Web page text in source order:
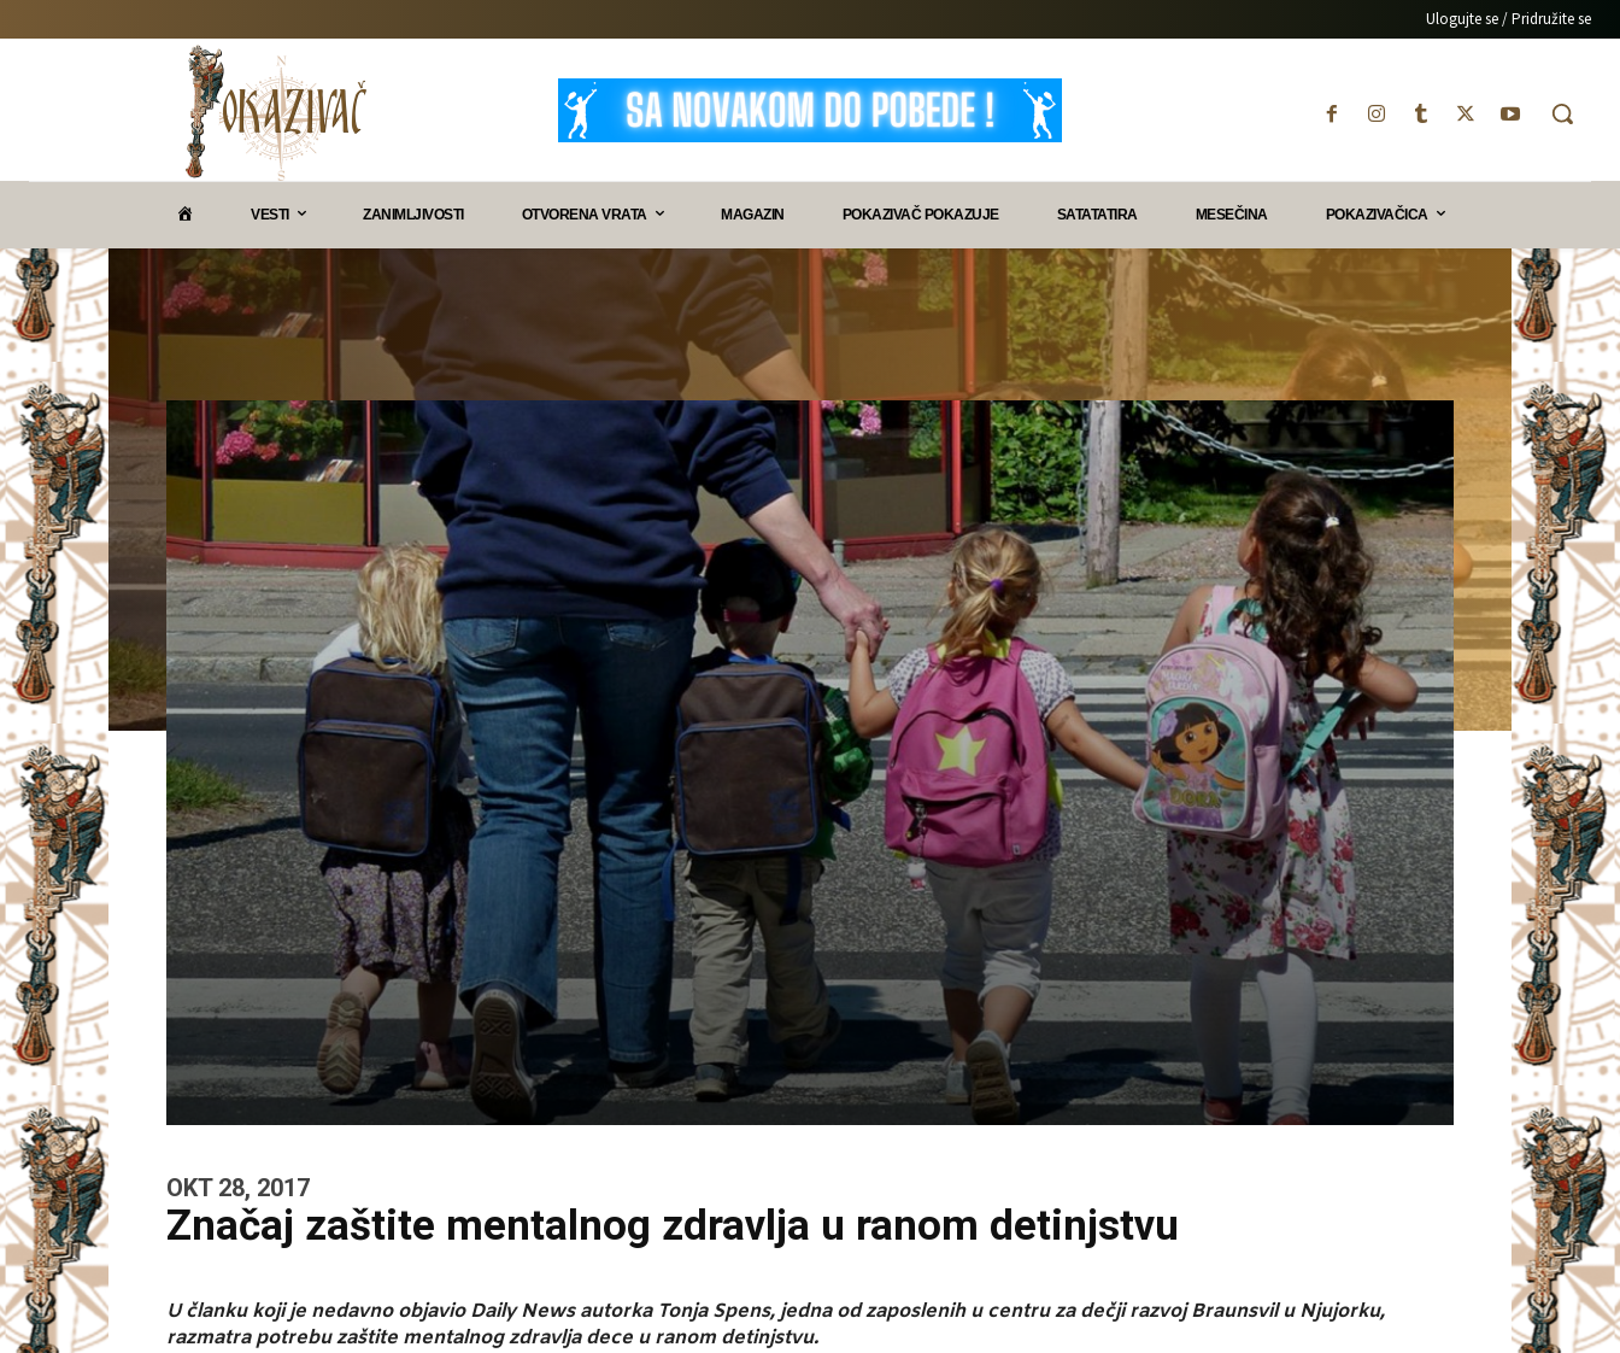
Ulogujte se / Pridružite se
O
Z
I
V
A
VESTI ZANIMLJIVOSTI OTVORENA VRATA MAGAZIN POKAZIVAČ POKAZUJE SATATATIRA MESEČINA POKAZIVAČICA
OKT 28, 2017
Značaj zaštite mentalnog zdravlja u ranom detinjstvu
U članku koji je nedavno objavio Daily News autorka Tonja Spens, jedna od zaposlenih u centru za dečji razvoj Braunsvil u Njujorku,
razmatra potrebu zaštite mentalnog zdravlja dece u ranom detinjstvu.